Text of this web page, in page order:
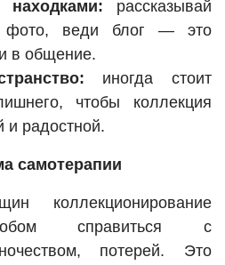
рассказывай
фото, веди блог — это
в общение.
иногда стоит
чтобы коллекция
и радостной.
самотерапии
коллекционирование
справиться с
потерей. Это